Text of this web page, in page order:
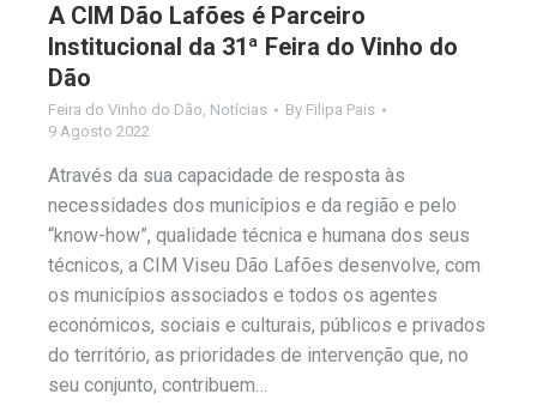
A CIM Dão Lafões é Parceiro
Institucional da 31ª Feira do Vinho do
Dão
Feira do Vinho do Dão, Notícias By Filipa Pais
9 Agosto 2022
Através da sua capacidade de resposta às
necessidades dos municípios e da região e pelo
“know-how”, qualidade técnica e humana dos seus
técnicos, a CIM Viseu Dão Lafões desenvolve, com
os municípios associados e todos os agentes
económicos, sociais e culturais, públicos e privados
do território, as prioridades de intervenção que, no
seu conjunto, contribuem…